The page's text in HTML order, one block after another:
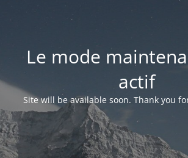
Le mode
actif
Site will be available soon. Thank you